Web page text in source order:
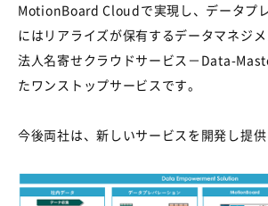
MotionBoard Cloudで実現し、データプ
にはリアライズが保有するデータマネジ
法人名寄せクラウドサービス－Data-
たワンストップサービスです。
今後両社は、新しいサービスを開発し提供